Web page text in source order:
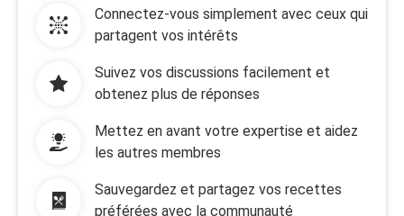
Connectez-vous simplement avec ceux qui
partagent vos intérêts
Suivez vos discussions facilement et
obtenez plus de réponses
Mettez en avant votre expertise et aidez
les autres membres
Sauvegardez et partagez vos recettes
préférées avec la communauté